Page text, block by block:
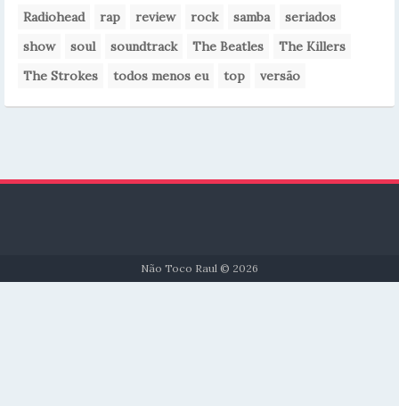
Radiohead
rap review rock samba
seriados
show
soul soundtrack The Beatles
The Killers
The Strokes
todos menos eu top versão
Não Toco Raul © 2026